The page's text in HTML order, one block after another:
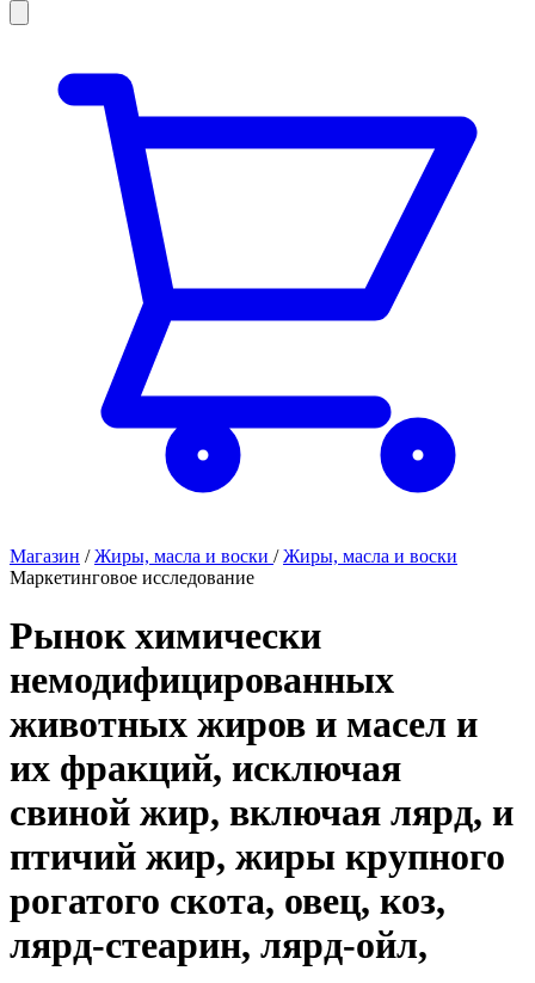
Магазин / Жиры, масла и воски / Жиры, масла и воски
Маркетинговое исследование
Рынок химически
немодифицированных
животных жиров и масел и
их фракций, исключая
свиной жир, включая лярд, и
птичий жир, жиры крупного
рогатого скота, овец, коз,
лярд-стеарин, лярд-ойл,